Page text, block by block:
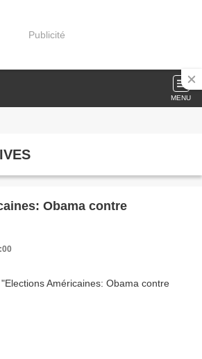
Publicité
MENU
Obama contre